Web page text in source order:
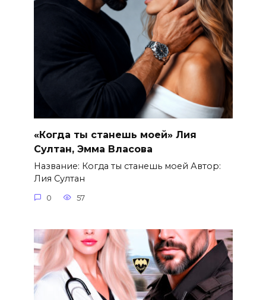
«Когда ты станешь моей» Лия
Султан, Эмма Власова
Название: Когда ты станешь моей Автор:
Лия Султан
0 57